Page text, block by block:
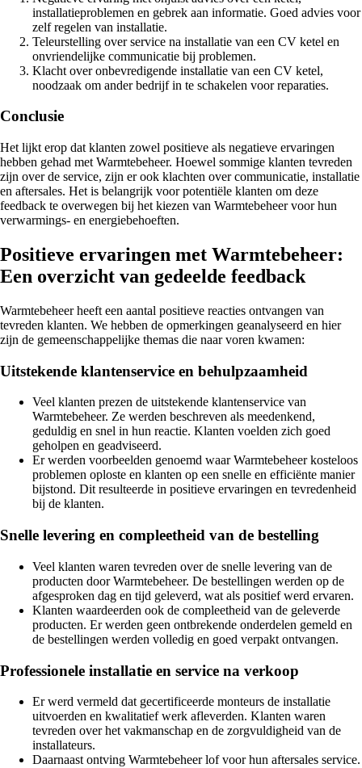
installatieproblemen en gebrek aan informatie. Goed advies voor
zelf regelen van installatie.
Teleurstelling over service na installatie van een CV ketel en
onvriendelijke communicatie bij problemen.
Klacht over onbevredigende installatie van een CV ketel,
noodzaak om ander bedrijf in te schakelen voor reparaties.
Conclusie
Het lijkt erop dat klanten zowel positieve als negatieve ervaringen
hebben gehad met Warmtebeheer. Hoewel sommige klanten tevreden
zijn over de service, zijn er ook klachten over communicatie, installatie
en aftersales. Het is belangrijk voor potentiële klanten om deze
feedback te overwegen bij het kiezen van Warmtebeheer voor hun
verwarmings- en energiebehoeften.
Positieve ervaringen met Warmtebeheer:
Een overzicht van gedeelde feedback
Warmtebeheer heeft een aantal positieve reacties ontvangen van
tevreden klanten. We hebben de opmerkingen geanalyseerd en hier
zijn de gemeenschappelijke themas die naar voren kwamen:
Uitstekende klantenservice en behulpzaamheid
Veel klanten prezen de uitstekende klantenservice van
Warmtebeheer. Ze werden beschreven als meedenkend,
geduldig en snel in hun reactie. Klanten voelden zich goed
geholpen en geadviseerd.
Er werden voorbeelden genoemd waar Warmtebeheer kosteloos
problemen oploste en klanten op een snelle en efficiënte manier
bijstond. Dit resulteerde in positieve ervaringen en tevredenheid
bij de klanten.
Snelle levering en compleetheid van de bestelling
Veel klanten waren tevreden over de snelle levering van de
producten door Warmtebeheer. De bestellingen werden op de
afgesproken dag en tijd geleverd, wat als positief werd ervaren.
Klanten waardeerden ook de compleetheid van de geleverde
producten. Er werden geen ontbrekende onderdelen gemeld en
de bestellingen werden volledig en goed verpakt ontvangen.
Professionele installatie en service na verkoop
Er werd vermeld dat gecertificeerde monteurs de installatie
uitvoerden en kwalitatief werk afleverden. Klanten waren
tevreden over het vakmanschap en de zorgvuldigheid van de
installateurs.
Daarnaast ontving Warmtebeheer lof voor hun aftersales service.